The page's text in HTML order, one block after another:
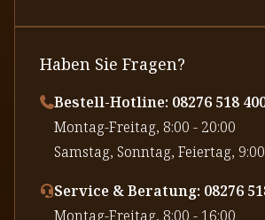
Haben Sie Fragen?
Bestell-Hotline: 08276 518
⁠Montag-Freitag, 8:00 - 20:00
⁠Samstag, Sonntag, Feiertag,
Service & Beratung: 08276
⁠Montag-Freitag, 8:00 - 16:00